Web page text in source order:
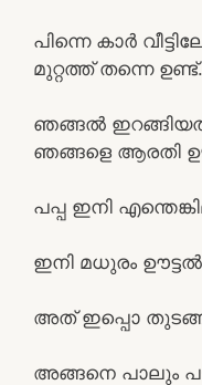
പിന്നെ കാർ
മുറ്റത്ത് തന്നെ
ഞങ്ങൽ
ഞങ്ങളെ ആരതി
പപ്പ ഇനി
ഇനി മധുരം
അത് ഇപ്പൊ
അങ്ങനെ പാലും